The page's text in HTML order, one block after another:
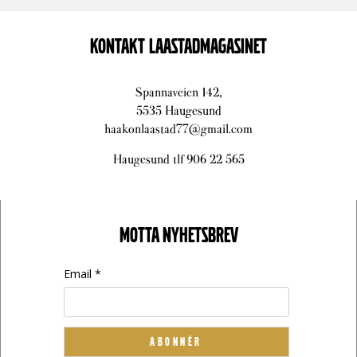
KONTAKT LAASTADMAGASINET
Spannaveien 142,
5535 Haugesund
haakonlaastad77@gmail.com
Haugesund tlf 906 22 565
MOTTA NYHETSBREV
Email *